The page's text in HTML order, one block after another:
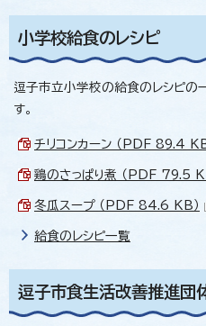
小学校給食のレシピ
逗子市立小学校の給食のレシピの
す。
チリコンカーン （PDF 89.4 KB
鶏のさっぱり煮 （PDF 79.5
冬瓜スープ （PDF 84.6 KB）
給食のレシピ一覧
逗子市食生活改善推進団